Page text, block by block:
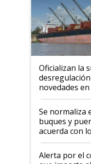
Oficializan la
novedades
Se normaliza
buques y
acuerda con
suspende el
desregulación
Alerta por el